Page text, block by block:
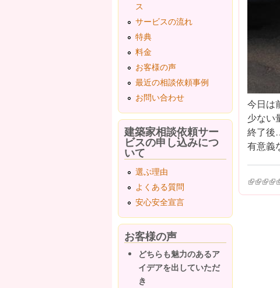
今日は
少ない
終了後
有意義
(link is
(link is
(link
ス
サービスの流れ
特典
料金
お客様の声
最近の相談依頼事例
お問い合わせ
建築家相談依頼サー
ビスの申し込みにつ
いて
選ぶ理由
よくある質問
安心安全宣言
お客様の声
どちらも魅力のあるア
イデアを出していただ
き